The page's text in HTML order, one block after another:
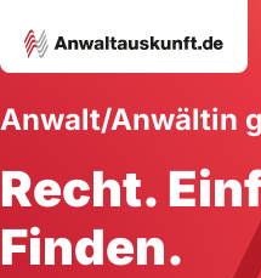
Anwalt/Anwältin
Recht.
Finden.